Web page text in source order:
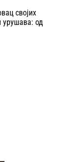
својих
урушава: од